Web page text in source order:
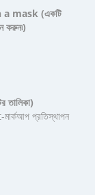
mask (একটি
করুন৷)
মার্কআপ প্রতিস্থাপন